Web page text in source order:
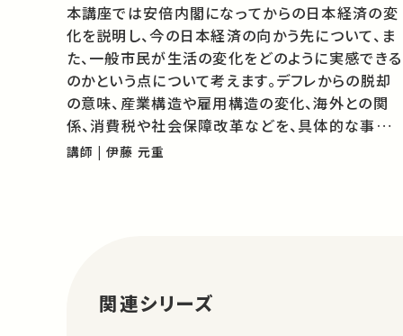
本講座では安倍内閣になってからの日本経済の変
化を説明し、今の日本経済の向かう先について、ま
た、一般市民が生活の変化をどのように実感できる
のかという点について考えます。デフレからの脱却
の意味、産業構造や雇用構造の変化、海外との関
係、消費税や社会保障改革などを、具体的な事例
を挙げながらお話します。 ★伊藤教授のダイヤモ
講師 | 伊藤 元重
関連シリーズ